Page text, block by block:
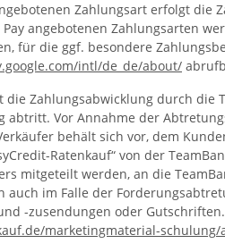
Zahlungsart erfolgt
Pay angebotenen Zahlungsarten
für die ggf. besondere
/intl/de_de/about/
Zahlungsabwicklung durch
abtritt. Vor Annahme der
behält sich vor, dem
Ratenkauf“ von der
mitgeteilt werden, an die
im Falle der
-zusendungen oder
/marketingmaterial-schulung/